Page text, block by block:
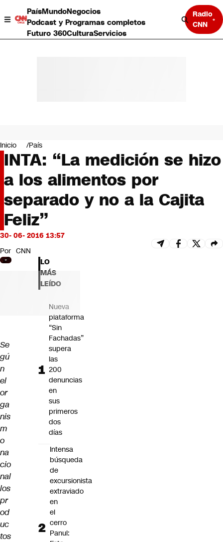
PaísMundoNegocios
Podcast y Programas completos
Futuro 360CulturaServicios
Radio
CNN
Negocios
Deportes
Programas completos
Cultura
Servicios
Bits
CNN Data
CNN tiempo
Futuro 360
Inicio País
INTA: “La medición se hizo
a los alimentos por
separado y no a la Cajita
Feliz”
30- 06- 2016 13:57
Por CNN
Se
gú
n
el
or
ga
nis
m
o
na
cio
nal
los
pr
od
uc
tos
LO
MÁS
LEÍDO
Nueva
plataforma
“Sin
Fachadas”
supera
las
200
denuncias
en
sus
primeros
dos
días
Intensa
búsqueda
de
excursionista
extraviado
en
el
cerro
Panul: